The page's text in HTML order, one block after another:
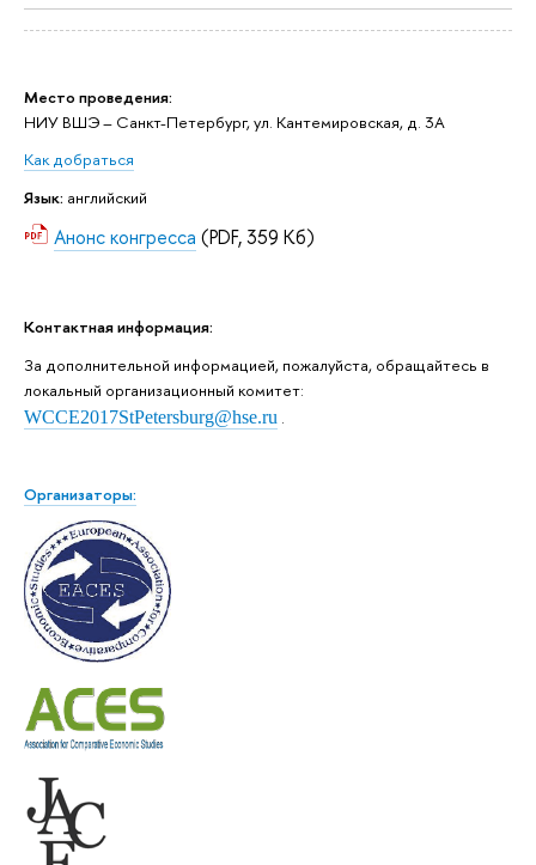
Место проведения:
НИУ ВШЭ – Санкт-Петербург, ул. Кантемировская, д. 3А
Как добраться
Язык: английский
Анонс конгресса (PDF, 359 Кб)
Контактная информация:
За дополнительной информацией, пожалуйста, обращайтесь в
локальный организационный комитет:
WCCE2017StPetersburg@hse.ru
Организаторы: